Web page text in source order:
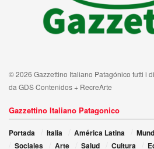
© 2026 Gazzettino Italiano Patagónico tutti i
da GDS Contenidos + RecreArte
Gazzettino Italiano Patagonico
Portada Italia América Latina
Sociales
Arte Salud Cultura